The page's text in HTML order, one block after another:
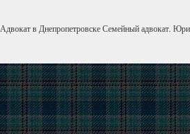
Адвокат в ДнепропетровскеСемейный адвокат.